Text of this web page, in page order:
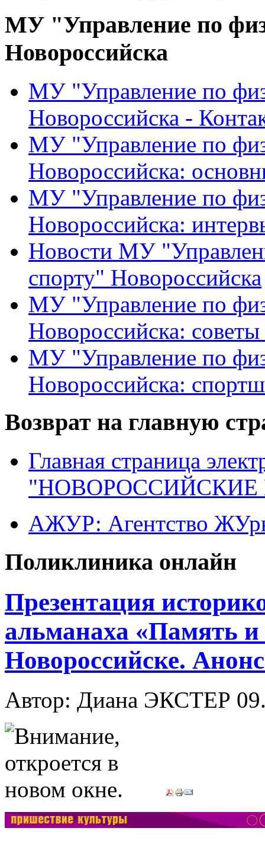
МУ "Управление по
Новороссийска
МУ "Управление по
Новороссийска -
МУ "Управление по
Новороссийска:
МУ "Управление по
Новороссийска:
Новости МУ
спорту" Новороссийска
МУ "Управление по
Новороссийска:
МУ "Управление по
Новороссийска:
Возврат на главную
Главная страница
"НОВОРОССИЙСКИЕ
АЖУР: Агентство
Поликлиника онлайн
Презентация
альманаха «Память и
Новороссийске.
Автор: Диана ЭКСТЕР